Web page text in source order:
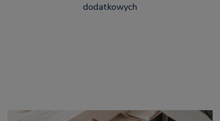
dodatkowych